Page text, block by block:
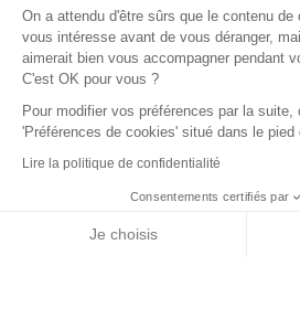
Du lundi au jeudi de 8h30 à 16h30 & le
vendredi de 8h30 à 15h30
On a attendu d'être sûrs que le contenu de
vous intéresse avant de vous déranger,
aimerait bien vous accompagner pendant
C'est OK pour vous ?
Pour modifier vos préférences par la suite,
'Préférences de cookies' situé dans le pied
Lire la politique de confidentialité
Consentements certifiés par
Je choisis